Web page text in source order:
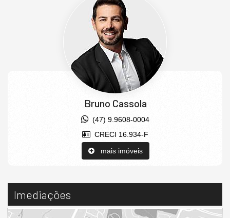
Bruno Cassola
(47) 9.9608-0004
CRECI 16.934-F
mais imóveis
Imediações